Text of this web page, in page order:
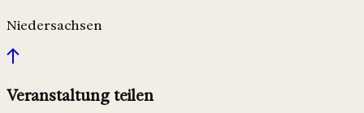
Niedersachsen
Veranstaltung teilen